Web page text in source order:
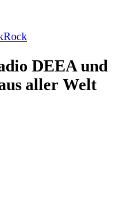
Rock
DEEA und
aller Welt